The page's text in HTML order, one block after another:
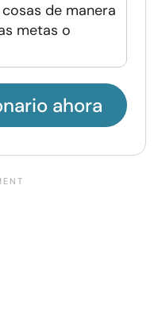
de manera
metas o
ahora